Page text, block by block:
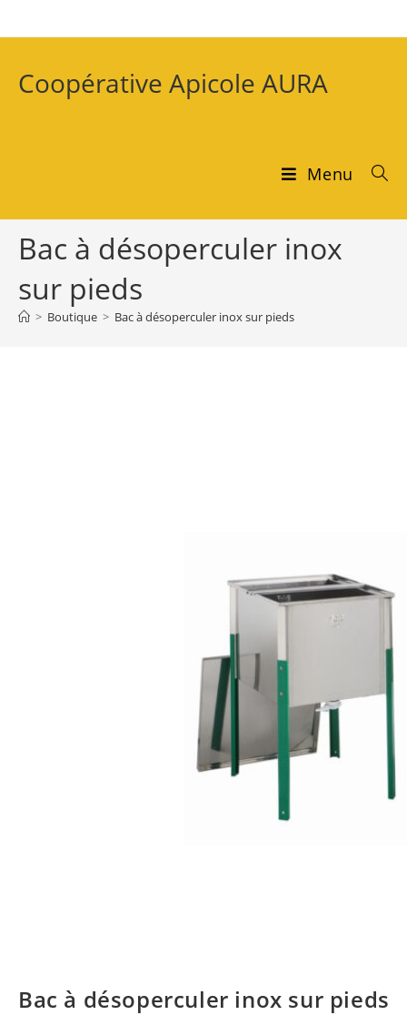
Coopérative Apicole AURA
Menu
Bac à désoperculer inox
sur pieds
> Boutique > Bac à désoperculer inox sur pieds
Bac à désoperculer inox sur pieds